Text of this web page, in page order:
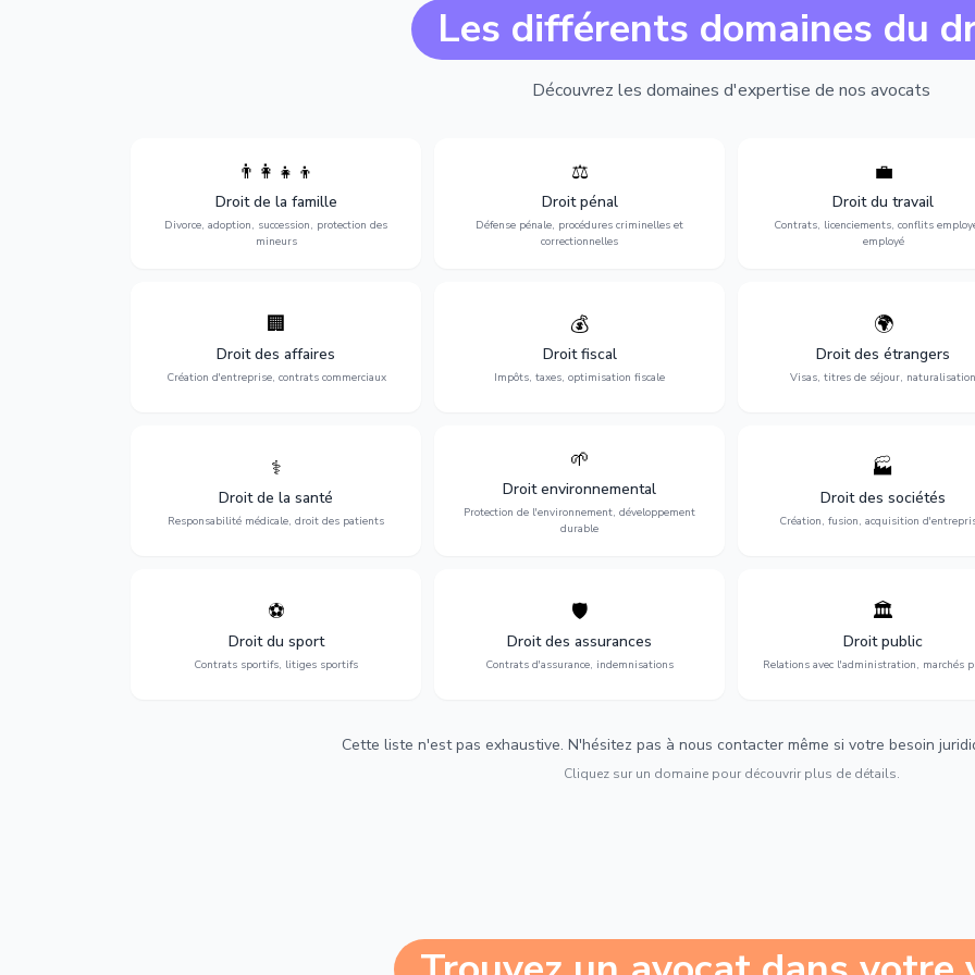
Les différents domaines du
Découvrez les domaines d'expertise de nos avocats
👨‍👩‍👧‍👦
Droit de la famille
Divorce, adoption, succession, protection des
mineurs
succession et protection des personnes
vulnérables.
⚖️
Droit pénal
Défense pénale, procédures criminelles et
correctionnelles
Expertise en matière pénale, de
l'assistance en garde à vue jusqu'au
procès, pour toute affaire correctionnelle
ou criminelle.
💼
Droit du travail
Contrats, licenciements, conflits
employé
Protection de vos droits au
contrats, licenciements,
discrimination et conflits avec
l'employeur.
🏢
Droit des affaires
Création d'entreprise, contrats commerciaux
Accompagnement complet pour votre
entreprise : création, contrats
commerciaux, concurrence et litiges.
💰
Droit fiscal
Impôts, taxes, optimisation fiscale
Optimisation de votre situation fiscale :
déclarations, contentieux, contrôles
fiscaux et planification.
🌍
Droit des étrangers
Visas, titres de séjour, naturalisation
Obtention de vos droits de séjour :
cartes de séjour, regroupement
naturalisation.
⚕️
Droit de la santé
Responsabilité médicale, droit des patients
Défense de vos droits médicaux : erreurs
médicales, responsabilité des praticiens
et indemnisation.
🌱
Droit environnemental
Protection de l'environnement, développement
durable
environnementale, litiges et
développement durable.
🏭
Droit des sociétés
Création, fusion, acquisition
Structuration de votre société :
fusion-acquisition, gouvernance
restructuration.
⚽
Droit du sport
Contrats sportifs, litiges sportifs
Expertise en droit sportif : contrats de
sportifs, transferts, sponsoring et
contentieux.
🛡️
Droit des assurances
Contrats d'assurance, indemnisations
Défense de vos intérêts : contrats
d'assurance, sinistres et indemnisations
optimales.
🏛️
Droit public
Relations avec l'administration, marchés
Gestion de vos relations avec
l'administration : marchés
urbanisme et contentieux.
Cette liste n'est pas exhaustive. N'hésitez pas à nous contacter même si votre besoin
Cliquez sur un domaine pour découvrir plus de détails.